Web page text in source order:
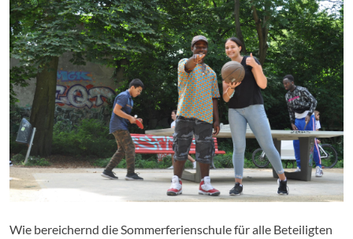
Wie bereichernd die Sommerferienschule für alle Beteiligten